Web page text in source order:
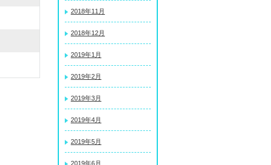
2018年11月
2018年12月
2019年1月
2019年2月
2019年3月
2019年4月
2019年5月
2019年6月